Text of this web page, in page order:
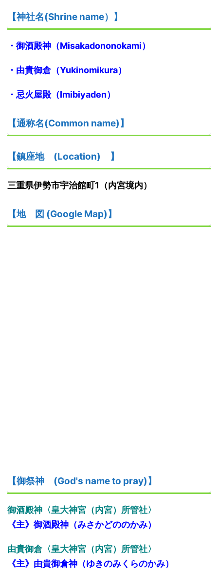
【神社名(Shrine name） 】
・ 御酒殿神 （Misakadononokami）
・由貴御倉（Yukinomikura）
・ 忌火屋殿（Imibiyaden）
【通称名(Common name) 】
【鎮座地 (Location) 】
三重県伊勢市宇治館町1（内宮境内）
【地 図 (Google Map) 】
【御祭神 (God's name to pray)】
御酒殿神〈皇大神宮（内宮）所管社〉
《主》御酒殿神（みさかどののかみ）
由貴御倉〈皇大神宮（内宮）所管社〉
《主》由貴御倉神（ゆきのみくらのかみ）